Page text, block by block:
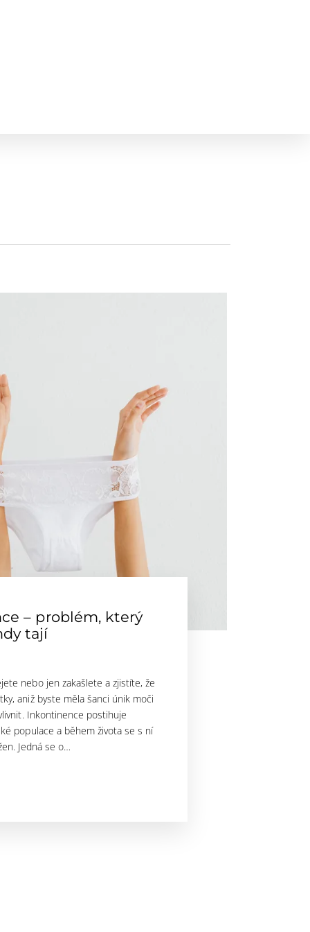
– problém, který
tají
nebo jen zakašlete a zjistíte, že
aniž byste měla šanci únik moči
Inkontinence postihuje
populace a během života se s ní
Jedná se o…